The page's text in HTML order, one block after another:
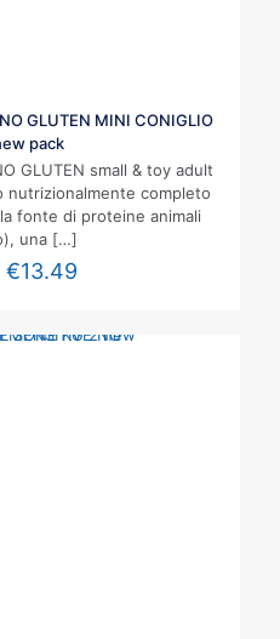
GLUTEN MINI CONIGLIO
pack
GLUTEN small & toy adult
nutrizionalmente completo
fonte di proteine animali
una […]
€13.49